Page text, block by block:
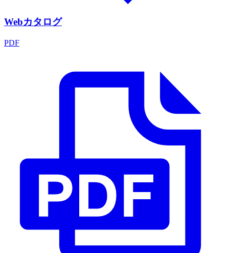
Webカタログ
PDF